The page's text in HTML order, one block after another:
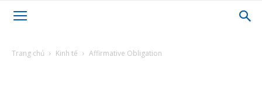
Trang chủ Kinh tế Affirmative Obligation